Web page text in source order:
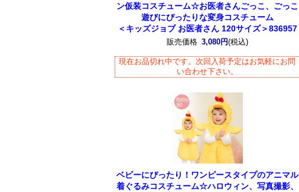
ン仮装コスチューム☆お医者さんごっこ、ごっこ
遊びにぴったりな変身コスチューム
＜キッズジョブ お医者さん 120サイズ＞836957
販売価格 3,080円(税込)
現在お品切れ中です。次回入荷予定はお気軽にお問
い合わせ下さい。
ベビーにぴったり！ワンピースタイプのアニマル
着ぐるみコスチューム☆ハロウィン、写真撮影、